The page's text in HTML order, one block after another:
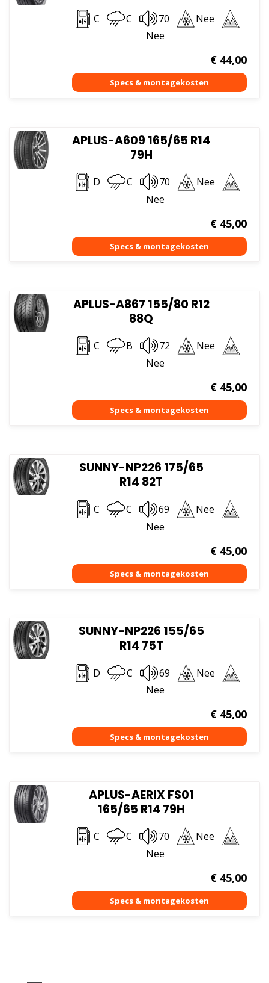
C C 70
Nee
Nee
€44,00
APLUS-A609 165/65 R14
79H
D C 70
Nee
Nee
€45,00
APLUS-A867 155/80 R12
88Q
C B 72
Nee
Nee
€45,00
SUNNY-NP226 175/65
R14 82T
C C 69
Nee
Nee
€45,00
SUNNY-NP226 155/65
R14 75T
D C 69
Nee
Nee
€45,00
APLUS-AERIX FS01
165/65 R14 79H
C C 70
Nee
Nee
€45,00